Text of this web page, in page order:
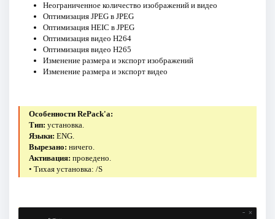
Неограниченное количество изображений и видео
Оптимизация JPEG в JPEG
Оптимизация HEIC в JPEG
Оптимизация видео H264
Оптимизация видео H265
Изменение размера и экспорт изображений
Изменение размера и экспорт видео
Особенности RePack'a:
Тип: установка.
Языки: ENG.
Вырезано: ничего.
Активация: проведено.
• Тихая установка: /S